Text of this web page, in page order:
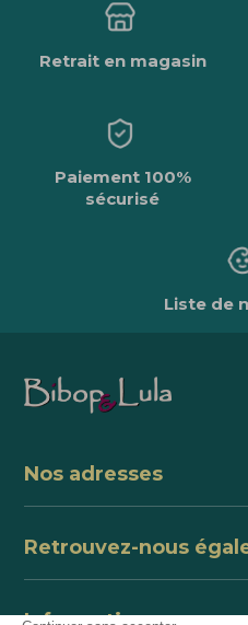
Retrait en magasin
Paiement 100%
sécurisé
Liste de
Nos adresses
Retrouvez-nous
Informations